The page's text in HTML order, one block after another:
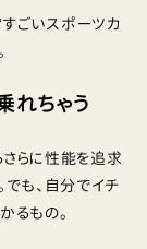
すごいスポーツカ
れちゃう
らに性能を追求
も、自分でイチ
るもの。